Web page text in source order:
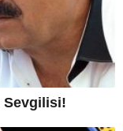
Sevgilisi!